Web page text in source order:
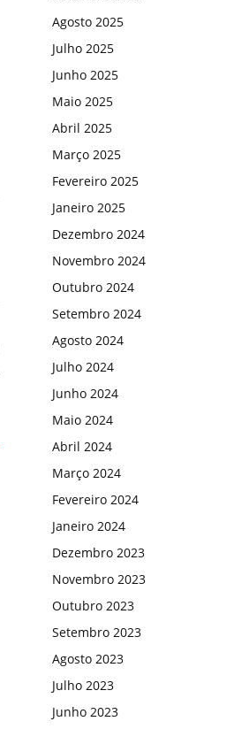
Agosto 2025
Julho 2025
Junho 2025
Maio 2025
Abril 2025
Março 2025
Fevereiro 2025
Janeiro 2025
Dezembro 2024
Novembro 2024
Outubro 2024
Setembro 2024
Agosto 2024
Julho 2024
Junho 2024
Maio 2024
Abril 2024
Março 2024
Fevereiro 2024
Janeiro 2024
Dezembro 2023
Novembro 2023
Outubro 2023
Setembro 2023
Agosto 2023
Julho 2023
Junho 2023